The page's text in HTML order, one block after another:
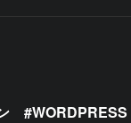
WORDPRESS